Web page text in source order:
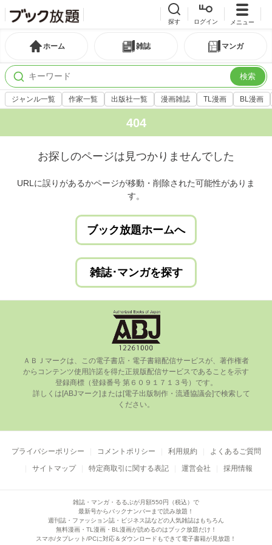
探す ログイン メニュー
ホーム 雑誌 マンガ
検索
ジャンル一覧 作家一覧 出版社一覧 漫画雑誌 TL漫画 BL漫画
404
お探しのページは見つかりませんでした
URLに誤りがあるかページが移動・削除された可能性がありま
す。
ブック放題ホームへ
雑誌･マンガを探す
ＡＢＪマークは、この電⼦書店・電⼦書籍配信サービスが、著作権者
からコンテンツ使⽤許諾を得た正規版配信サービスであることを⽰す
登録商標（登録番号 第６０９１７１３号）です。
ください。
プライバシーポリシー コメントポリシー 利用規約
よくあるご質問
サイトマップ
特定商取引に関する表記 運営会社 採用情報
雑誌・マンガ・るるぶが月額550円（税込）で
最新号からバックナンバーまで読み放題！
週刊誌・ファッション誌・ビジネス誌などの人気雑誌はもちろん
無料漫画・TL漫画・BL漫画が読めるのはブック放題だけ！
スマホ/タブレット/PCに対応＆ダウンロードもできて電子書籍が見放題！